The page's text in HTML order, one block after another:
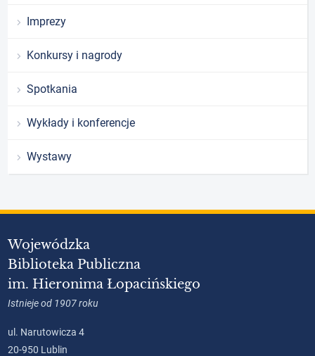
Imprezy
Konkursy i nagrody
Spotkania
Wykłady i konferencje
Wystawy
Wojewódzka
Biblioteka Publiczna
im. Hieronima Łopacińskiego
Istnieje od 1907 roku
ul. Narutowicza 4
20-950 Lublin